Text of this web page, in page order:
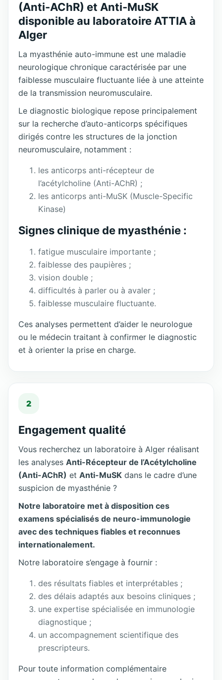
(Anti-AChR) et Anti-MuSK
disponible au laboratoire ATTIA à
Alger
La myasthénie auto-immune est une maladie
neurologique chronique caractérisée par une
faiblesse musculaire fluctuante liée à une atteinte
de la transmission neuromusculaire.
Le diagnostic biologique repose principalement
sur la recherche d’auto-anticorps spécifiques
dirigés contre les structures de la jonction
neuromusculaire, notamment :
les anticorps anti-récepteur de
l’acétylcholine (Anti-AChR) ;
les anticorps anti-MuSK (Muscle-Specific
Kinase)
Signes clinique de myasthénie :
fatigue musculaire importante ;
faiblesse des paupières ;
vision double ;
difficultés à parler ou à avaler ;
faiblesse musculaire fluctuante.
Ces analyses permettent d’aider le neurologue
ou le médecin traitant à confirmer le diagnostic
et à orienter la prise en charge.
2
Engagement qualité
Vous recherchez un laboratoire à Alger réalisant
les analyses Anti-Récepteur de l’Acétylcholine
(Anti-AChR) et Anti-MuSK dans le cadre d’une
suspicion de myasthénie ?
Notre laboratoire met à disposition ces
examens spécialisés de neuro-immunologie
avec des techniques fiables et reconnues
internationalement.
Notre laboratoire s’engage à fournir :
des résultats fiables et interprétables ;
des délais adaptés aux besoins cliniques ;
une expertise spécialisée en immunologie
diagnostique ;
un accompagnement scientifique des
prescripteurs.
Pour toute information complémentaire